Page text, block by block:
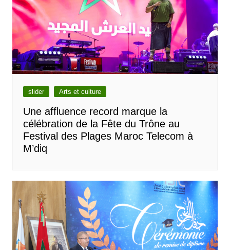
slider Arts et culture
Une affluence record marque la
célébration de la Fête du Trône au
Festival des Plages Maroc Telecom à
M’diq